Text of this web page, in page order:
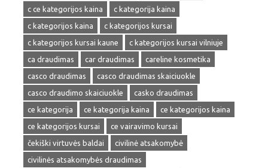
c ce kategorijos kaina
c kategorija kaina
c kategorijos kaina
c kategorijos kursai
c kategorijos kursai kaune
c kategorijos kursai vilniuje
ca draudimas
car draudimas
careline kosmetika
casco draudimas
casco draudimas skaiciuokle
casco draudimo skaiciuokle
casko draudimas
ce kategorija
ce kategorija kaina
ce kategorijos kaina
ce kategorijos kursai
ce vairavimo kursai
čekiški virtuvės baldai
civilinė atsakomybė
civilinės atsakomybės draudimas